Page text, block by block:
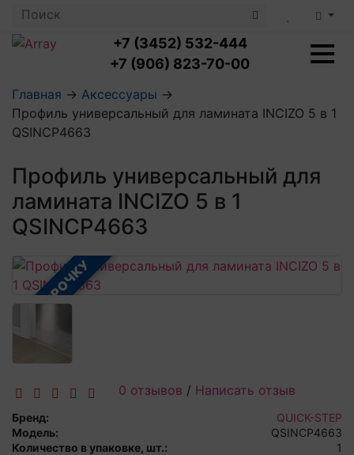
+7 (3452) 532-444
+7 (906) 823-70-00
Ламинат с укладкой
Влагостойкий ламинат
Посмотреть все категории
LOC FLOOR FANCY
LOC FLOOR ARCTIC
Посмотреть все категории
Кварцвиниловая плитка с укладкой
Клеевая кварцвиниловая плитка
Виниловый ламинат
Посмотреть все категории
Плинтус
Профили для ступеней
Подложка
Пороги
Аксессуары для напольных покрытий
Посмотреть все категории
Посмотреть все категории
Главная → Аксессуары →
Профиль универсальный для ламината INCIZO 5 в 1
QSINCP4663
Профиль универсальный для
ламината INCIZO 5 в 1
QSINCP4663
В РАССРОЧКУ
0 отзывов / Написать отзыв
Бренд:
QUICK-STEP
Модель:
QSINCP4663
Количество в упаковке, шт.:
1